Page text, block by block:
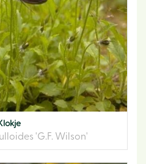
'G.F. Wilson'